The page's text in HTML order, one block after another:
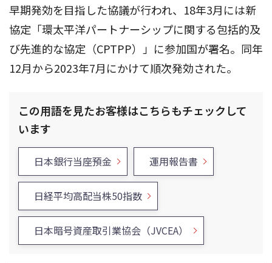
早期発効を目指した協議が行われ、18年3月には新
協定「環太平洋パートナーシップに関する包括的及
び先進的な協定（CPTPP）」に参加国が署名。同年
12月から2023年7月にかけて順次発効された。
この用語を見たお客様はこちらもチェックして
います
日本銀行当座預金 運用報告書
日経平均高配当株50指数
日本暗号資産取引業協会（JVCEA）